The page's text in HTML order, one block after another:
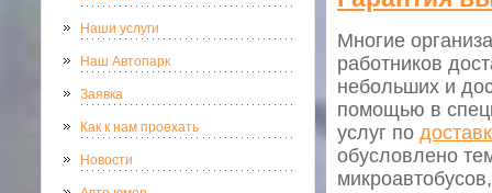
Наши услуги
Наш Автопарк
Заявка
Как к нам проехать
Новости
Многие
работников
небольших и
помощью в
услуг по
обусловлено